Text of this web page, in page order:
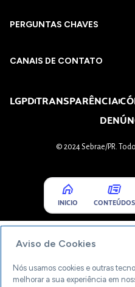
PERGUNTAS CHAVES​
CANAIS DE CONTATO
LGPDTRANSPARÊNCIA
© 2024 Sebrae/PR.
INICIO CONTEÚDOS
Aviso de Cookies
Nós usamos cookies e outras
melhorar a sua experiência em